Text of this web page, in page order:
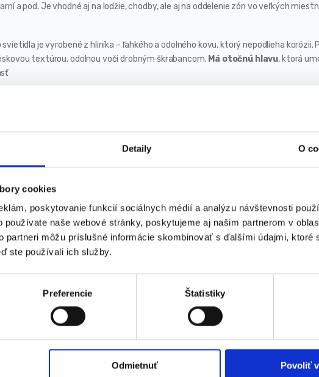
Detaily O
cookies
poskytovanie funkcií sociálnych médií a analýzu návštevnosti
používate naše webové stránky, poskytujeme aj našim partnerom v
partneri môžu príslušné informácie skombinovať s ďalšími údajmi, ktoré
ste používali ich služby.
Preferencie Štatistiky
Odmietnuť Povoliť
a pod. Je vhodné aj na lodžie, chodby, ale aj na oddelenie zón vo veľkých
svietidla je vyrobené z hliníka – ľahkého a odolného kovu, ktorý nepodlieha
textúrou, odolnou voči drobným škrabancom. Má otočnú hlavu, ktorá
inštalácii nevyžaduje údržbu počas celej doby prevádzky. Má vysoký stupeň
Svietidlo má vysokú ochranu proti nárazu IK07 a stupeň ochrany IR20 –
zdrojom majú svoje výhody, napríklad nie je potrebné vymieňať celé
produktu:
Výkon: 30W max
Typ žiarovky: GU 10
Rozmery: 55 mm x 100 mm
Hmotnosť: 140 g
Miesto inštalácie: strop